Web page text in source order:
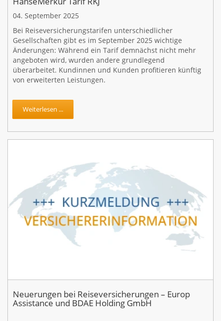
04. September 2025
Bei Reiseversicherungstarifen unterschiedlicher
Gesellschaften gibt es im September 2025 wichtige
Änderungen: Während ein Tarif demnächst nicht mehr
angeboten wird, wurden andere grundlegend
überarbeitet. Kundinnen und Kunden profitieren künftig
von erweiterten Leistungen.
Weiterlesen ...
Neuerungen bei Reiseversicherungen – Europ
Assistance und BDAE Holding GmbH